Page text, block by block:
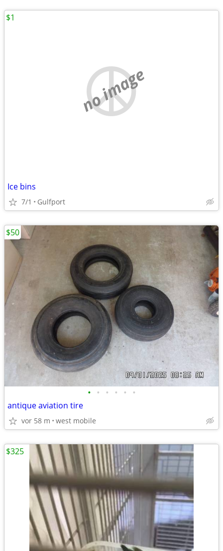
no image
Ice bins
7/1 Gulfport
$1
• • • • • •
antique aviation tire
vor 58 m west mobile
$50
$325